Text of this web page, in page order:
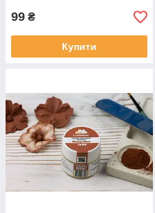
99 ₴
Купити